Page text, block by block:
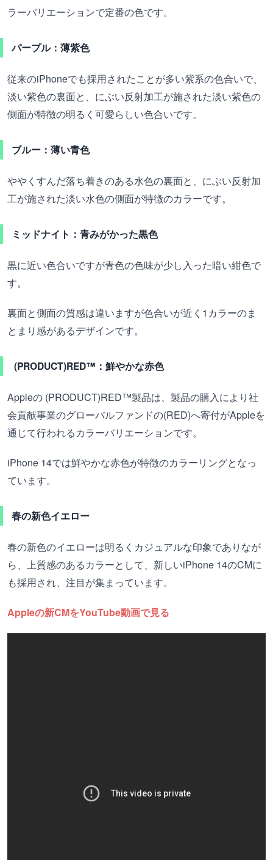
ラーバリエーションで定番の色です。
パープル：薄紫色
従来のiPhoneでも採用されたことが多い紫系の色合いで、
淡い紫色の裏面と、にぶい反射加工が施された淡い紫色の
側面が特徴の明るく可愛らしい色合いです。
ブルー：薄い青色
ややくすんだ落ち着きのある水色の裏面と、にぶい反射加
工が施された淡い水色の側面が特徴のカラーです。
ミッドナイト：青みがかった黒色
黒に近い色合いですが青色の色味が少し入った暗い紺色で
す。
裏面と側面の質感は違いますが色合いが近く1カラーのま
とまり感があるデザインです。
(PRODUCT)RED™：鮮やかな赤色
Appleの (PRODUCT)RED™製品は、製品の購入により社
会貢献事業のグローバルファンドの(RED)へ寄付がAppleを
通じて行われるカラーバリエーションです。
iPhone 14では鮮やかな赤色が特徴のカラーリングとなっ
ています。
春の新色イエロー
春の新色のイエローは明るくカジュアルな印象でありなが
ら、上質感のあるカラーとして、新しいiPhone 14のCMに
も採用され、注目が集まっています。
Appleの新CMをYouTube動画で見る